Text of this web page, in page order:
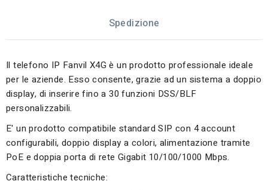
Spedizione
Il telefono IP Fanvil X4G è un prodotto professionale ideale
per le aziende. Esso consente, grazie ad un sistema a doppio
display, di inserire fino a 30 funzioni DSS/BLF
personalizzabili.
E' un prodotto compatibile standard SIP con 4 account
configurabili, doppio display a colori, alimentazione tramite
PoE e doppia porta di rete Gigabit 10/100/1000 Mbps.
Caratteristiche tecniche: